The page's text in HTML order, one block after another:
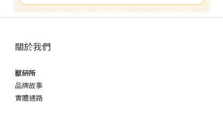
關於我們
獸研所
品牌故事
實體通路